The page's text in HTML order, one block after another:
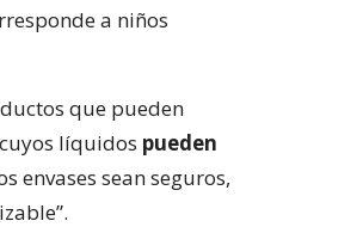
a niños
que pueden
líquidos pueden
envases sean seguros,